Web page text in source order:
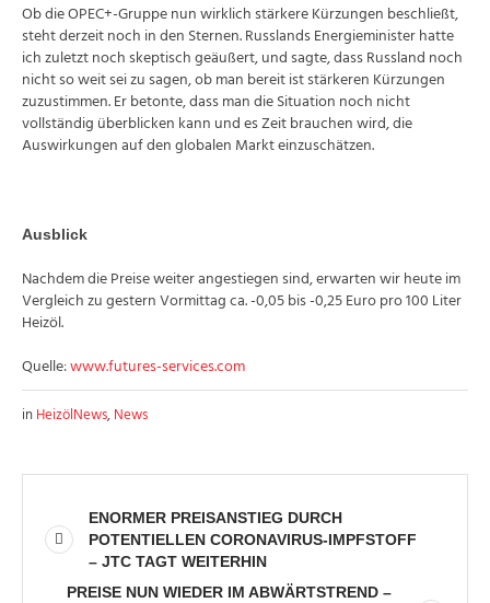
Ob die OPEC+-Gruppe nun wirklich stärkere Kürzungen beschließt,
steht derzeit noch in den Sternen. Russlands Energieminister hatte
ich zuletzt noch skeptisch geäußert, und sagte, dass Russland noch
nicht so weit sei zu sagen, ob man bereit ist stärkeren Kürzungen
zuzustimmen. Er betonte, dass man die Situation noch nicht
vollständig überblicken kann und es Zeit brauchen wird, die
Auswirkungen auf den globalen Markt einzuschätzen.
Ausblick
Nachdem die Preise weiter angestiegen sind, erwarten wir heute im
Vergleich zu gestern Vormittag ca. -0,05 bis -0,25 Euro pro 100 Liter
Heizöl.
Quelle:www.futures-services.com
inHeizölNews,News
ENORMER PREISANSTIEG DURCH
POTENTIELLEN CORONAVIRUS-IMPFSTOFF
– JTC TAGT WEITERHIN
PREISE NUN WIEDER IM ABWÄRTSTREND –